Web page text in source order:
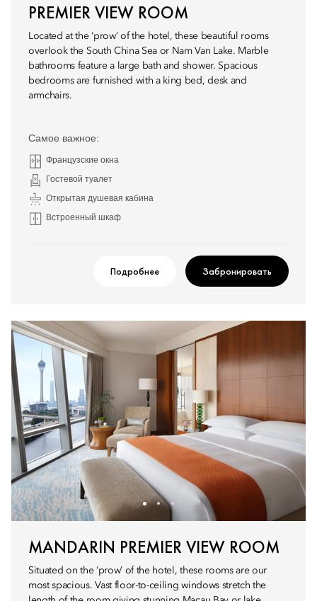
PREMIER VIEW ROOM
Located at the ‘prow’ of the hotel, these beautiful rooms
overlook the South China Sea or Nam Van Lake. Marble
bathrooms feature a large bath and shower. Spacious
bedrooms are furnished with a king bed, desk and
armchairs.
Самое важное:
Французские окна
Гостевой туалет
Открытая душевая кабина
Встроенный шкаф
Подробнее Забронировать
MANDARIN PREMIER VIEW ROOM
Situated on the ‘prow’ of the hotel, these rooms are our
most spacious. Vast floor-to-ceiling windows stretch the